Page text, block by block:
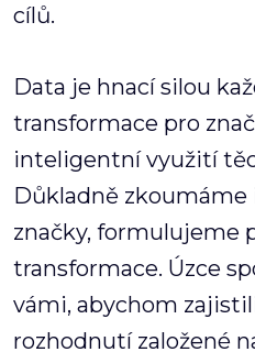
cílů.
Data je hnací silou
transformace pro
inteligentní využití
Důkladně zkoumáme
značky, formulujeme
transformace. Úzce
vámi, abychom
rozhodnutí založené